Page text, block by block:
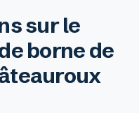
sur le
borne de